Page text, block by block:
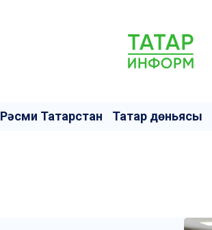
Рәсми Татарстан Татар дөньясы